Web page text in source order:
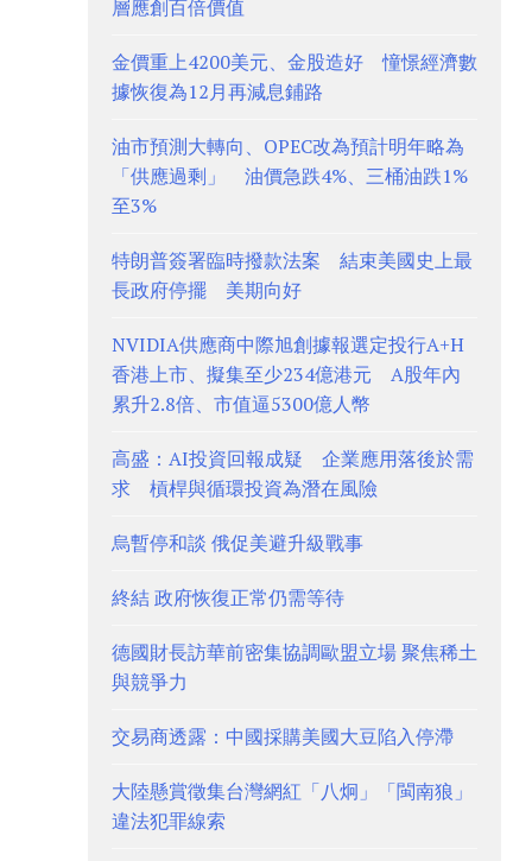
層應創百倍價值
金價重上4200美元、金股造好 憧憬經濟數
據恢復為12月再減息鋪路
油市預測大轉向、OPEC改為預計明年略為
「供應過剩」 油價急跌4%、三桶油跌1%
至3%
特朗普簽署臨時撥款法案 結束美國史上最
長政府停擺 美期向好
NVIDIA供應商中際旭創據報選定投行A+H
香港上市、擬集至少234億港元 A股年內
累升2.8倍、市值逼5300億人幣
高盛：AI投資回報成疑 企業應用落後於需
求 槓桿與循環投資為潛在風險
烏暫停和談 俄促美避升級戰事
終結 政府恢復正常仍需等待
德國財長訪華前密集協調歐盟立場 聚焦稀土
與競爭力
交易商透露：中國採購美國大豆陷入停滯
大陸懸賞徵集台灣網紅「八炯」「閩南狼」
違法犯罪線索